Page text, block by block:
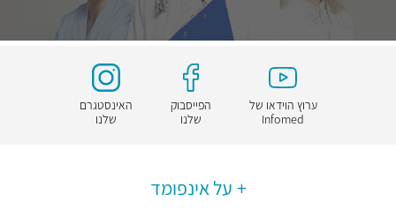
ערוץ הוידאו של
Infomed
הפייסבוק
שלנו
האינסטגרם
שלנו
על אינפומד